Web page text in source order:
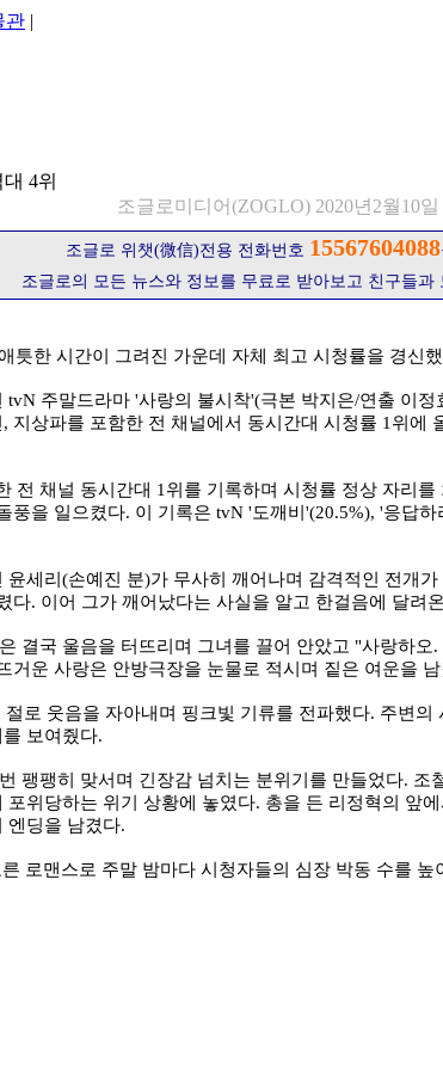
관 |
4위
조글로미디어(ZOGLO) 2020년2월10
조글로 위챗(微信)전용 전화번호 15567604088
조글로의 모든 뉴스와 정보를 무료로 받아보고 친구들
틋한 시간이 그려진 가운데 자체 최고 시청률을 경신
주말드라마 '사랑의 불시착'(극본 박지은/연출 이
지상파를 포함한 전 채널에서 동시간대 시청률 1위
전 채널 동시간대 1위를 기록하며 시청률 정상 자리
을 일으켰다. 이 기록은 tvN '도깨비'(20.5%), '응답
세리(손예진 분)가 무사히 깨어나며 감격적인 전개
. 이어 그가 깨어났다는 사실을 알고 한걸음에 달려
결국 울음을 터뜨리며 그녀를 끌어 안았고 "사랑하
운 사랑은 안방극장을 눈물로 적시며 짙은 여운을
로 웃음을 자아내며 핑크빛 기류를 전파했다. 주변
보여줬다.
팽팽히 맞서며 긴장감 넘치는 분위기를 만들었다.
위당하는 위기 상황에 놓였다. 총을 든 리정혁의
엔딩을 남겼다.
로맨스로 주말 밤마다 시청자들의 심장 박동 수를